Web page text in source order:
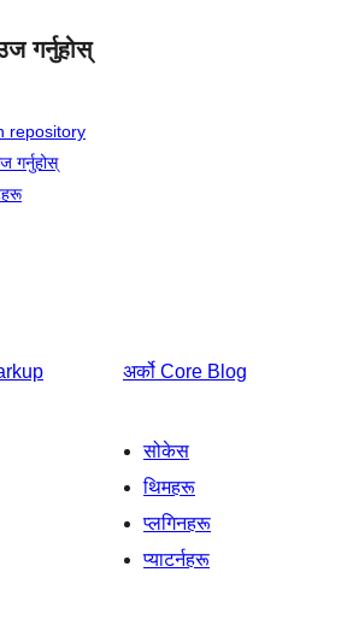
गर्नुहोस्
repository
गर्नुहोस्
अर्को Core Blog
सोकेस
थिमहरू
प्लगिनहरू
प्याटर्नहरू